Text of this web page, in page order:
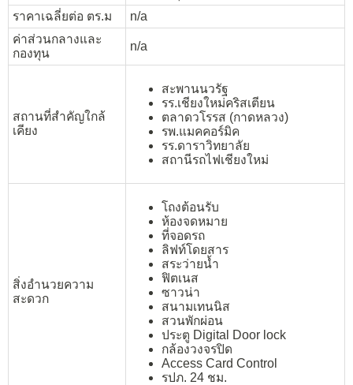
ราคาเฉลี่ยต่อ ตร.ม
n/a
ค่าส่วนกลางและ
กองทุน
n/a
สถานที่สำคัญใกล้
เคียง
สะพานนวรัฐ
รร.เชียงใหม่คริสเตียน
ตลาดวโรรส (กาดหลวง)
รพ.แมคคอร์มิค
รร.ดาราวิทยาลัย
สถานีรถไฟเชียงใหม่
สิ่งอำนวยความ
สะดวก
โถงต้อนรับ
ห้องจดหมาย
ที่จอดรถ
ลิฟท์โดยสาร
สระว่ายน้ำ
ฟิตเนส
ซาวน่า
สนามเทนนิส
สวนพักผ่อน
ประตู Digital Door lock
กล้องวงจรปิด
Access Card Control
รปภ. 24 ชม.